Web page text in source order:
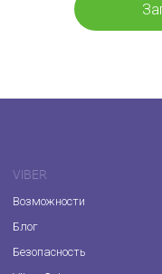
VIBER
Возможности
Блог
Безопасность